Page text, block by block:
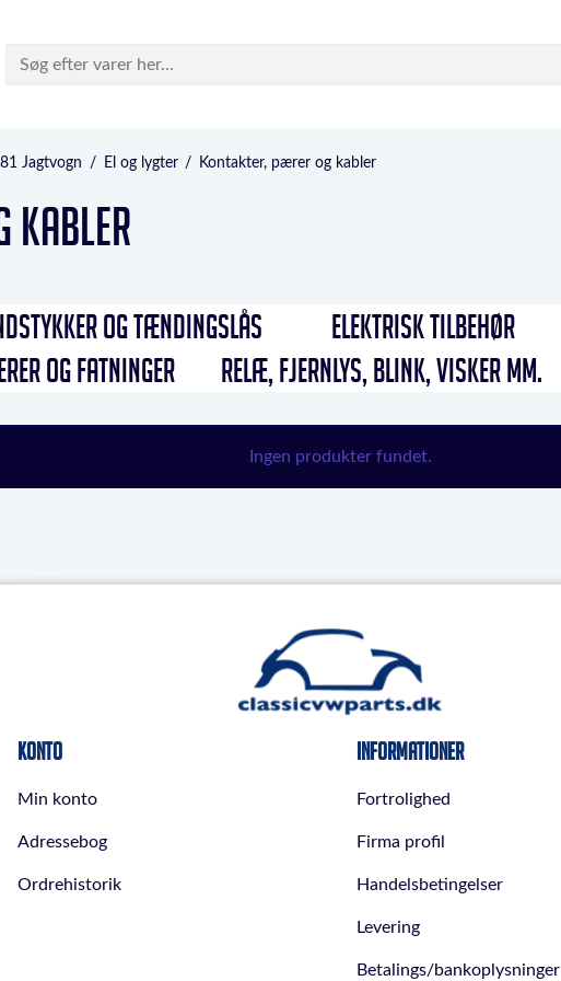
Jagtvogn / El og lygter / Kontakter, pærer og kabler
kabler
OG TÆNDINGSLÅS ELEKTRISK TILBEHØR
OG FATNINGER RELÆ, FJERNLYS, BLINK, VISKER MM.
Ingen produkter fundet.
Konto
Min konto
Adressebog
Ordrehistorik
Informationer
Fortrolighed
Firma profil
Handelsbetingelser
Levering
Betalings/bankoplysninger